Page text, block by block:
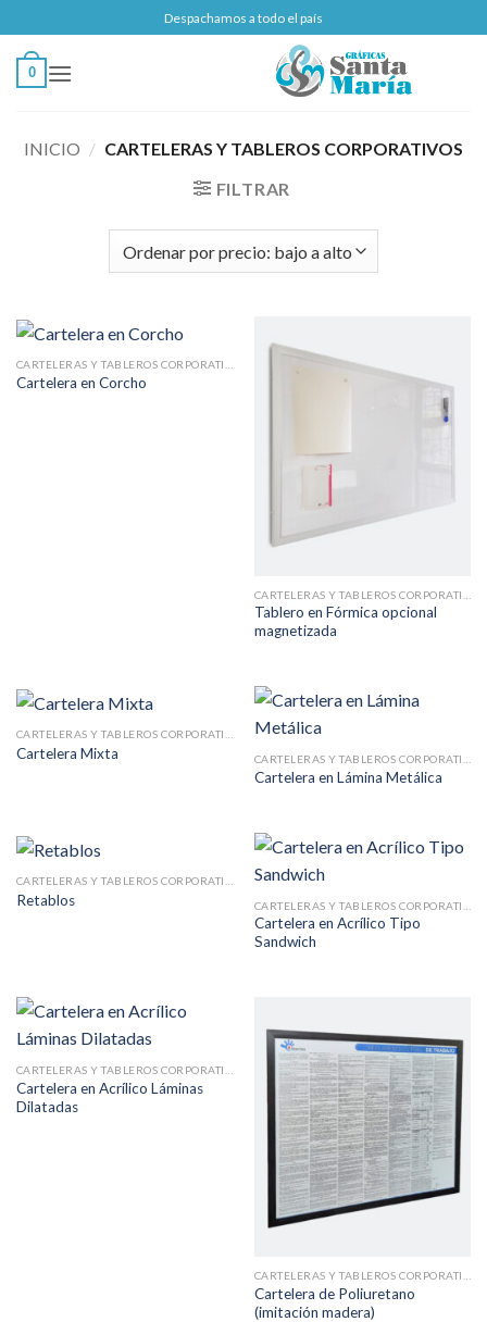
al
contenido
Despachamos a todo el país
0
INICIO / CARTELERAS Y TABLEROS CORPORATIVOS
FILTRAR
Cartelera en Corcho
Tablero en Fórmica opcional
magnetizada
Cartelera Mixta
Cartelera en Lámina Metálica
Retablos
Cartelera en Acrílico Tipo
Sandwich
Cartelera en Acrílico Láminas
Dilatadas
Cartelera de Poliuretano
(imitación madera)